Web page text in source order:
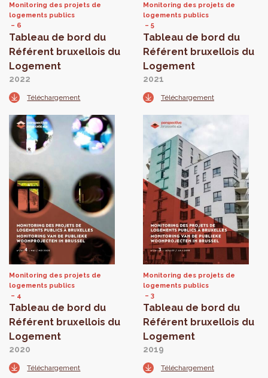
Monitoring des projets de
logements publics
6
Tableau de bord du
Référent bruxellois du
Logement
2022
Téléchargement
Monitoring des projets de
logements publics
5
Tableau de bord du
Référent bruxellois du
Logement
2021
Téléchargement
Monitoring des projets de
logements publics
4
Tableau de bord du
Référent bruxellois du
Logement
2020
Téléchargement
Monitoring des projets de
logements publics
3
Tableau de bord du
Référent bruxellois du
Logement
2019
Téléchargement